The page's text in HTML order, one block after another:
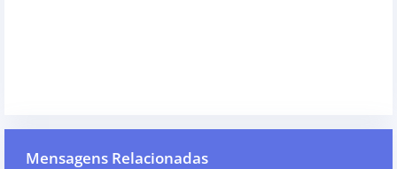
Mensagens Relacionadas